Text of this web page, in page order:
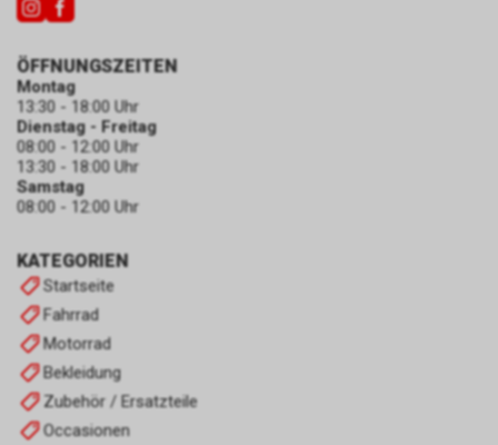
KATEGORIEN
Startseite
Fahrrad
Motorrad
Bekleidung
Zubehör / Ersatzteile
Occasionen
ÖFFNUNGSZEITEN
Montag
13:30 - 18:00 Uhr
Dienstag - Freitag
08:00 - 12:00 Uhr
13:30 - 18:00 Uhr
Samstag
08:00 - 12:00 Uhr